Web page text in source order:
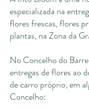
especializada na
flores frescas, flores
plantas, na Zona da
No Concelho do
entregas de flores ao
de carro próprio, em
Concelho: